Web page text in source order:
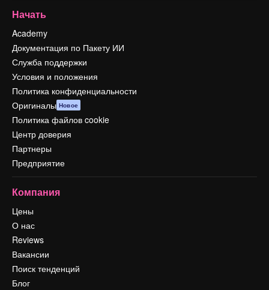
Начать
Academy
Документация по Пакету ИИ
Служба поддержки
Условия и положения
Политика конфиденциальности
Оригиналы Новое
Политика файлов cookie
Центр доверия
Партнеры
Предприятие
Компания
Цены
О нас
Reviews
Вакансии
Поиск тенденций
Блог